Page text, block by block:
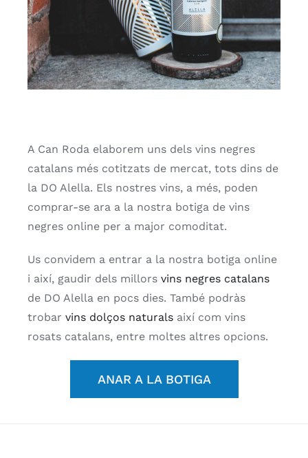
A Can Roda elaborem uns dels vins negres
catalans més cotitzats de mercat, tots dins de
la DO Alella. Els nostres vins, a més, poden
comprar-se ara a la nostra botiga de vins
negres online per a major comoditat.
Us convidem a entrar a la nostra botiga online
i així, gaudir dels millors vins negres catalans
de DO Alella en pocs dies. També podràs
trobar vins dolços naturalsaixí com vins
rosats catalans, entre moltes altres opcions.
ANAR A LA BOTIGA